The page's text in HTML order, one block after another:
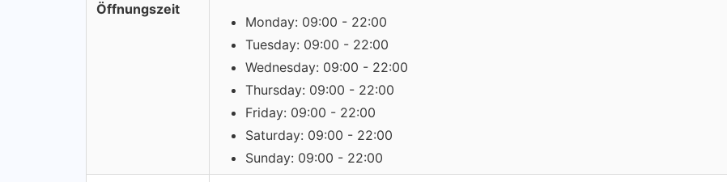
Öffnungszeit
Monday: 09:00 - 22:00
Tuesday: 09:00 - 22:00
Wednesday: 09:00 - 22:00
Thursday: 09:00 - 22:00
Friday: 09:00 - 22:00
Saturday: 09:00 - 22:00
Sunday: 09:00 - 22:00